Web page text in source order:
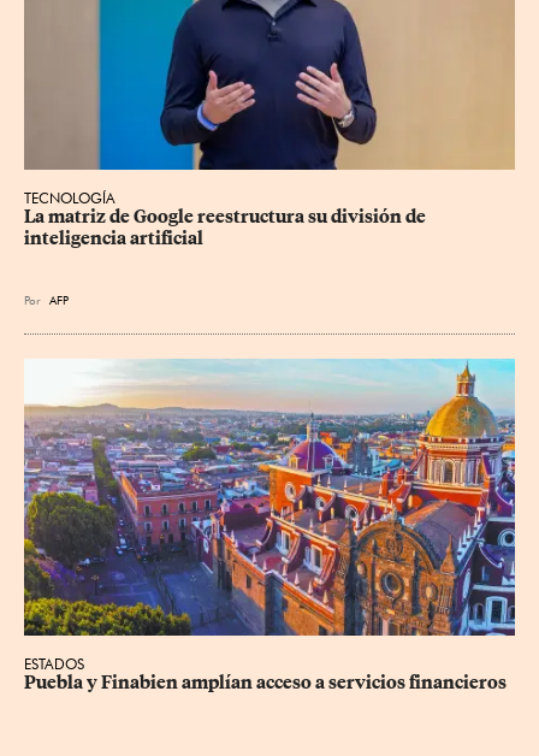
TECNOLOGÍA
La matriz de Google reestructura su división de
inteligencia artificial
Por AFP
ESTADOS
Puebla y Finabien amplían acceso a servicios financieros